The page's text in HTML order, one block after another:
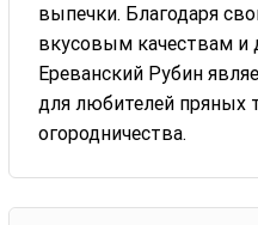
выпечки. Благодаря
вкусовым качествам и
Ереванский Рубин
для любителей пряных
огородничества.